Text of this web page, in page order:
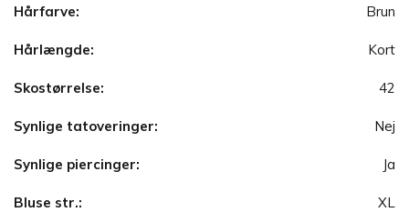
Hårfarve: Brun
Hårlængde: Kort
Skostørrelse: 42
Synlige tatoveringer: Nej
Synlige piercinger: Ja
Bluse str.: XL